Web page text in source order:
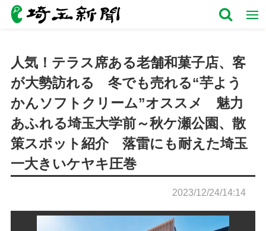
人気！テラス席ある老舗和菓子店、客
が大勢訪れる 冬でも売れる“芋よう
かんソフトクリーム”オススメ 魅力
あふれる埼玉大学前～秋ケ瀬公園、散
策スポット紹介 落雷にも耐えた埼玉
一大きいケヤキ圧巻
2023/12/24/14:14